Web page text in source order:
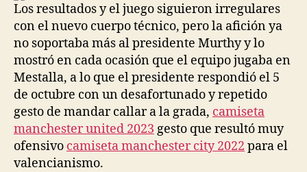
Los resultados y el juego siguieron irregulares
con el nuevo cuerpo técnico, pero la afición ya
no soportaba más al presidente Murthy y lo
mostró en cada ocasión que el equipo jugaba en
Mestalla, a lo que el presidente respondió el 5
de octubre con un desafortunado y repetido
gesto de mandar callar a la grada, camiseta
manchester united 2023 gesto que resultó muy
ofensivo camiseta manchester city 2022 para el
valencianismo.